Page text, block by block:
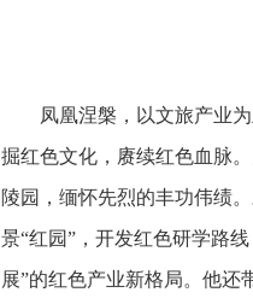
凤凰涅槃，以文旅产业
掘红色文化，赓续红色血脉
陵园，缅怀先烈的丰功伟绩
景“红园”，开发红色研学路
展”的红色产业新格局。他还